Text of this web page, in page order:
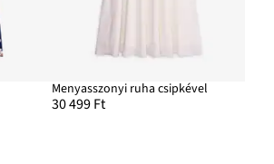
Menyasszonyi ruha csipkével
30 499 Ft